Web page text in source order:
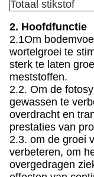
Totaal stikstof
2. Hoofdfunctie
2.1Om
wortelgroei te
sterk te laten
meststoffen.
2.2. Om de
gewassen te
overdracht en
prestaties van
2.3. om de groei
verbeteren, om
overgedragen